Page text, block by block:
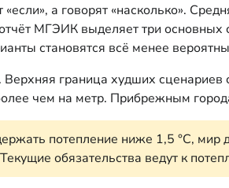
а говорят «насколько».
МГЭИК выделяет три основных
становятся всё менее
граница худших
чем на метр. Прибрежным
потепление ниже 1,5 °C,
обязательства ведут к